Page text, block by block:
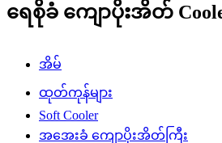
ရေစိုခံ ကျောပိုးအိတ်
အိမ်
ထုတ်ကုန်များ
Soft Cooler
အအေးခံ ကျောပိုးအိတ်ကြီး